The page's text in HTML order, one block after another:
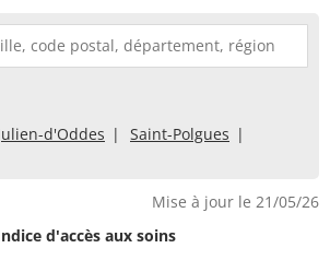
d'Oddes
Saint-Polgues
Mise à jour le 21/05/26
d'accès aux soins